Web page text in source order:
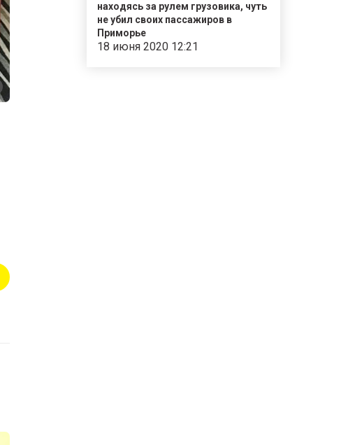
находясь за рулем грузовика, чуть
не убил своих пассажиров в
Приморье
18 июня 2020 12:21